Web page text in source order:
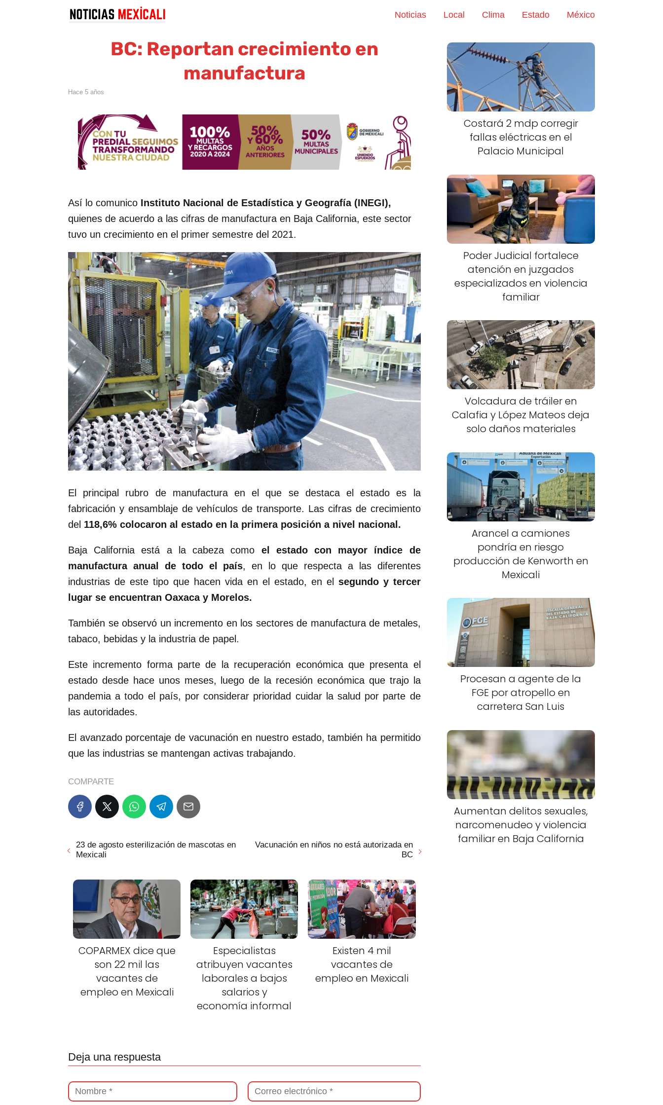
Noticias Local Clima Estado México
BC: Reportan crecimiento en
manufactura
hace 5 años
Así lo comunico Instituto Nacional de Estadística y Geografía (INEGI),
quienes de acuerdo a las cifras de manufactura en Baja California, este sector
tuvo un crecimiento en el primer semestre del 2021.
El principal rubro de manufactura en el que se destaca el estado es la
fabricación y ensamblaje de vehículos de transporte. Las cifras de crecimiento
del 118,6% colocaron al estado en la primera posición a nivel nacional.
Baja California está a la cabeza como el estado con mayor índice de
manufactura anual de todo el país, en lo que respecta a las diferentes
industrias de este tipo que hacen vida en el estado, en el segundo y tercer
lugar se encuentran Oaxaca y Morelos.
También se observó un incremento en los sectores de manufactura de metales,
tabaco, bebidas y la industria de papel.
Este incremento forma parte de la recuperación económica que presenta el
estado desde hace unos meses, luego de la recesión económica que trajo la
pandemia a todo el país, por considerar prioridad cuidar la salud por parte de
las autoridades.
El avanzado porcentaje de vacunación en nuestro estado, también ha permitido
que las industrias se mantengan activas trabajando.
COMPARTE
23 de agosto esterilización de mascotas en
Mexicali
Vacunación en niños no está autorizada en
BC
COPARMEX dice que
son 22 mil las
vacantes de
empleo en Mexicali
Especialistas
atribuyen vacantes
laborales a bajos
salarios y
economía informal
Existen 4 mil
vacantes de
empleo en Mexicali
Deja una respuesta
Costará 2 mdp corregir
fallas eléctricas en el
Palacio Municipal
Poder Judicial fortalece
atención en juzgados
especializados en violencia
familiar
Volcadura de tráiler en
Calafia y López Mateos deja
solo daños materiales
Arancel a camiones
pondría en riesgo
producción de Kenworth en
Mexicali
Procesan a agente de la
FGE por atropello en
carretera San Luis
Aumentan delitos sexuales,
narcomenudeo y violencia
familiar en Baja California